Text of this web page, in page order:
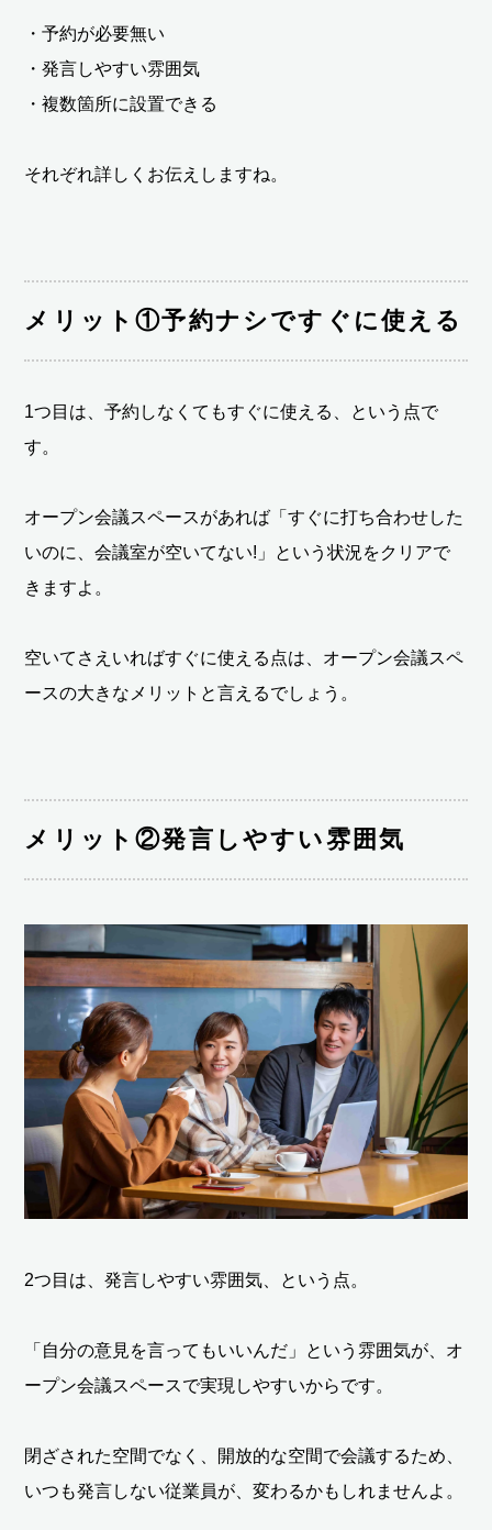
・予約が必要無い
・発言しやすい雰囲気
・複数箇所に設置できる
それぞれ詳しくお伝えしますね。
メリット①予約ナシですぐに使える
1つ目は、予約しなくてもすぐに使える、という点で
す。
オープン会議スペースがあれば「すぐに打ち合わせした
いのに、会議室が空いてない!」という状況をクリアで
きますよ。
空いてさえいればすぐに使える点は、オープン会議スペ
ースの大きなメリットと言えるでしょう。
メリット②発言しやすい雰囲気
2つ目は、発言しやすい雰囲気、という点。
「自分の意見を言ってもいいんだ」という雰囲気が、オ
ープン会議スペースで実現しやすいからです。
閉ざされた空間でなく、開放的な空間で会議するため、
いつも発言しない従業員が、変わるかもしれませんよ。